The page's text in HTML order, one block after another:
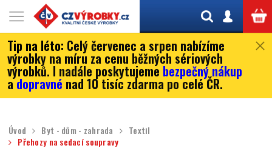
Tip na léto: Celý červenec a srpen nabízíme
výrobky na míru za cenu běžných sériových
výrobků. I nadále poskytujeme bezpečný nákup
adopravné nad 10 tisíc zdarma po celé ČR.
Úvod Byt - dům - zahrada
Textil
Přehozy na sedací soupravy